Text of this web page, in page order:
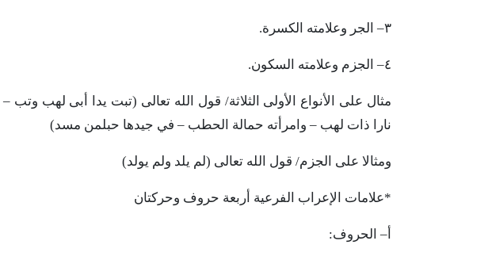
٣– الجر وعلامته الكسرة.
٤– الجزم وعلامته السكون.
مثال على الأنواع الأولى الثلاثة/ قول الله تعالى (تبت يدا أبى لهب وتب –
نارا
ذات لهب – وامرأته حمالة الحطب – في جيدها حبلمن مسد)
ومثالا على الجزم/ قول الله تعالى (لم يلد ولم يولد)
*علامات الإعراب الفرعية أربعة حروف وحركتان
– الحروف: